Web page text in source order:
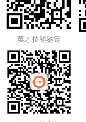
英才技能鉴定